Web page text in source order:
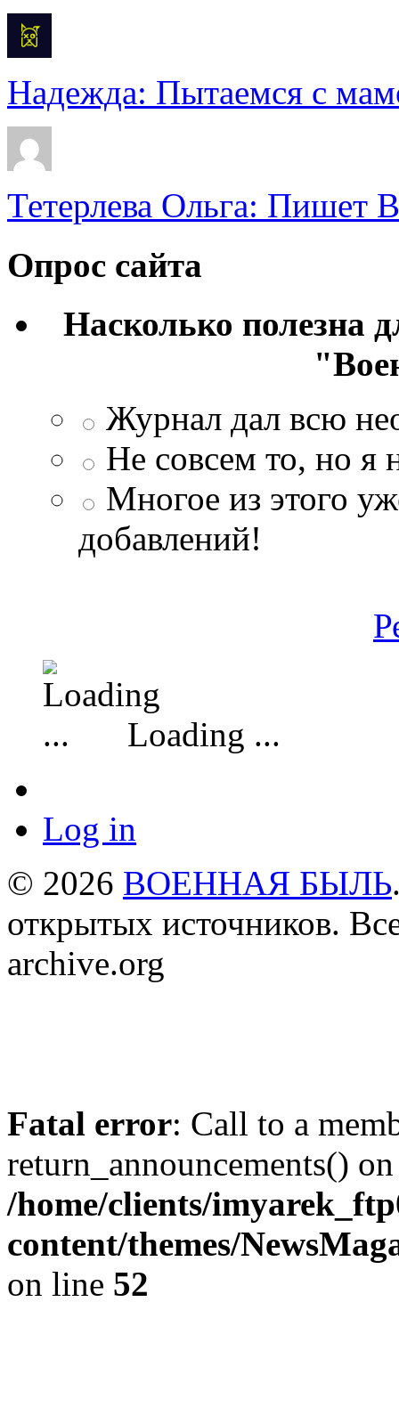
Надежда: Пытаемся с
Тетерлева Ольга: Пишет
Опрос сайта
Насколько полезна
Журнал дал всю
Не совсем то, но я
Многое из этого
добавлений!
Loading ...
Log in
© 2026 ВОЕННАЯ БЫЛЬ
открытых источников.
archive.org
Fatal error: Call to a
return_announcements()
/home/clients/
content/themes/
on line 52